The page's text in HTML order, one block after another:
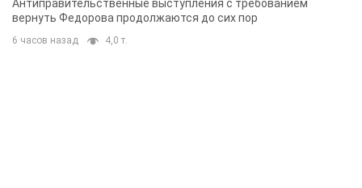
Антиправительственные выступления с требованием
вернуть Федорова продолжаются до сих пор
6 часов назад 4,0 т.